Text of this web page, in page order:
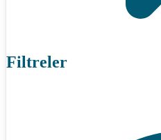
Filtreler